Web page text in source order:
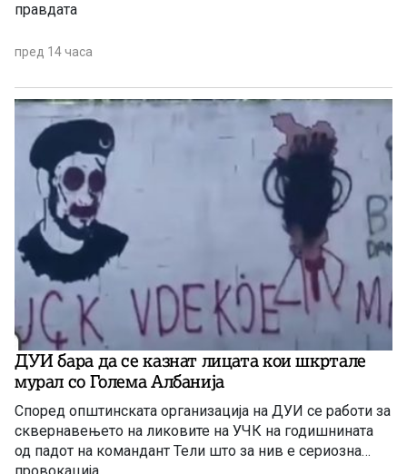
правдата
пред 14 часа
ДУИ бара да се казнат лицата кои шкртале
мурал со Голема Албанија
Според општинската организација на ДУИ се работи за
сквернавењето на ликовите на УЧК на годишнината
од падот на командант Тели што за нив е сериозна